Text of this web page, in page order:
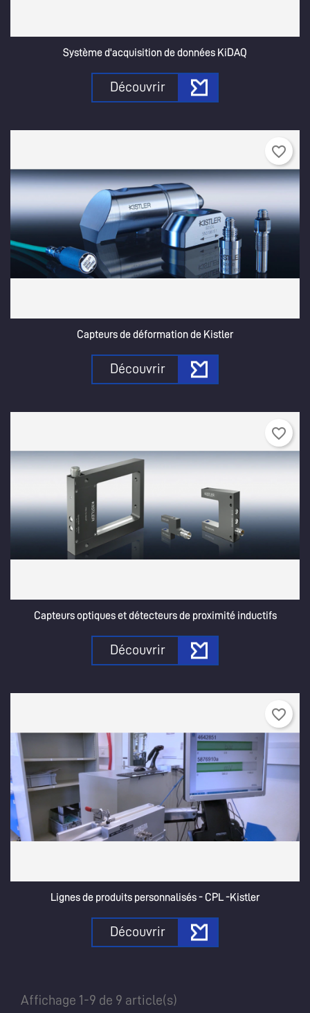
Système d'acquisition de données KiDAQ
Découvrir
Capteurs de déformation de Kistler
Découvrir
favorite_border
Capteurs optiques et détecteurs de proximité inductifs
Découvrir
favorite_border
Lignes de produits personnalisés - CPL -Kistler
Découvrir
favorite_border
Affichage 1-9 de 9 article(s)